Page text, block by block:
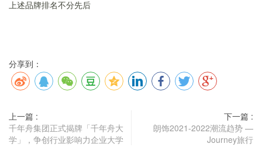
上述品牌排名不分先后
分享到：
上一篇 :
千年舟集团正式揭牌「千年舟大
学」，争创行业影响力企业大学
下一篇 :
朗饰2021-2022潮流趋势 —
Journey旅行